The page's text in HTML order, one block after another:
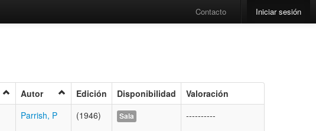
Contacto Iniciar sesión
Autor Edición Disponibilidad Valoración
Parrish, P (1946) Sala ----------